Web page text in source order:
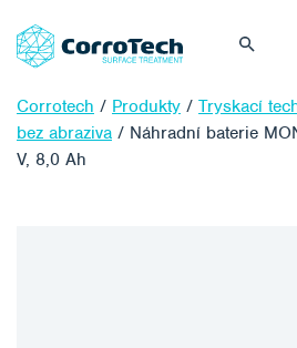
Corrotech / Produkty / Tryskací
bez abraziva / Náhradní baterie
V, 8,0 Ah